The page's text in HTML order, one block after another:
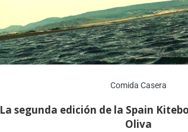
Comida Casera
La segunda edición de la Spain
Oliva